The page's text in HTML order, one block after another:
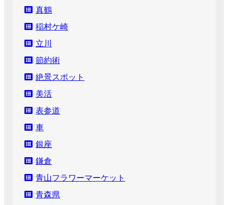
真鶴
稲村ケ崎
立川
節約術
絶景スポット
美活
表参道
車
銀座
鎌倉
青山フラワーマーケット
青森県